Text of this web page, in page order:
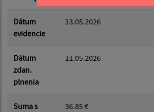
Dátum
evidencie
13.05.2026
Dátum
zdan.
plnenia
11.05.2026
Suma s
36.85 €